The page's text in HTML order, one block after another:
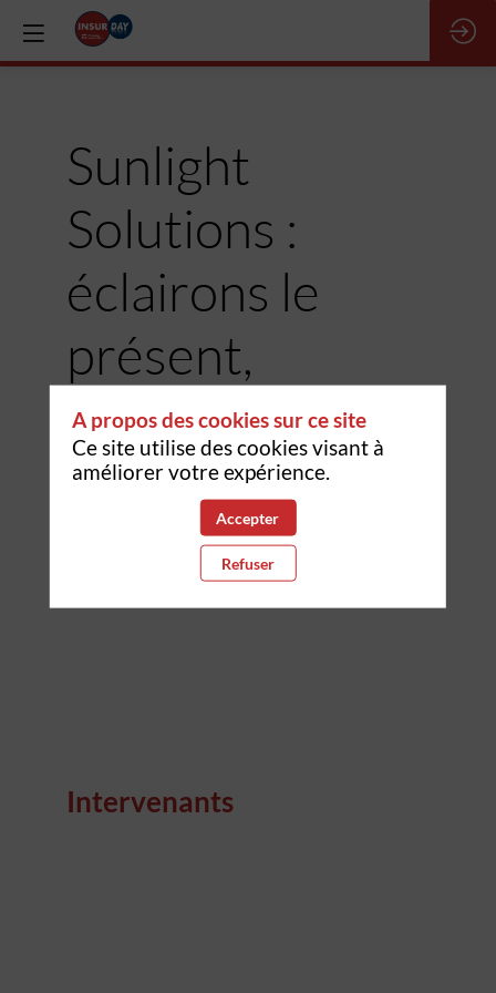
Sunlight
Solutions :
éclairons le
présent,
illuminons
l'avenir
| 11:45-12:00
Intervenants
A propos des cookies sur ce site
Ce site utilise des cookies visant à
améliorer votre expérience.
Accepter
Refuser